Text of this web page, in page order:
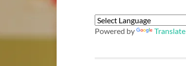
Powered by Translate